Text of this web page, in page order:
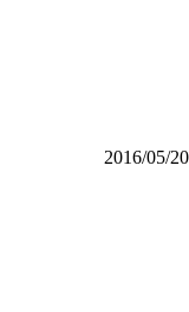
2016/05/20